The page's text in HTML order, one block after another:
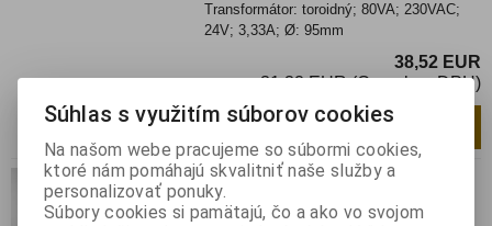
Transformátor: toroidný; 80VA; 230VAC;
24V; 3,33A; Ø: 95mm
38,52 EUR
31,32 EUR (Cena bez DPH)
ks Pridať do košíka
230V/2x12V 80W
Katalógové číslo: 0111814
Súhlas s využitím súborov cookies
Na našom webe pracujeme so súbormi cookies,
ktoré nám pomáhajú skvalitniť naše služby a
personalizovať ponuky.
Súbory cookies si pamätajú, čo a ako vo svojom